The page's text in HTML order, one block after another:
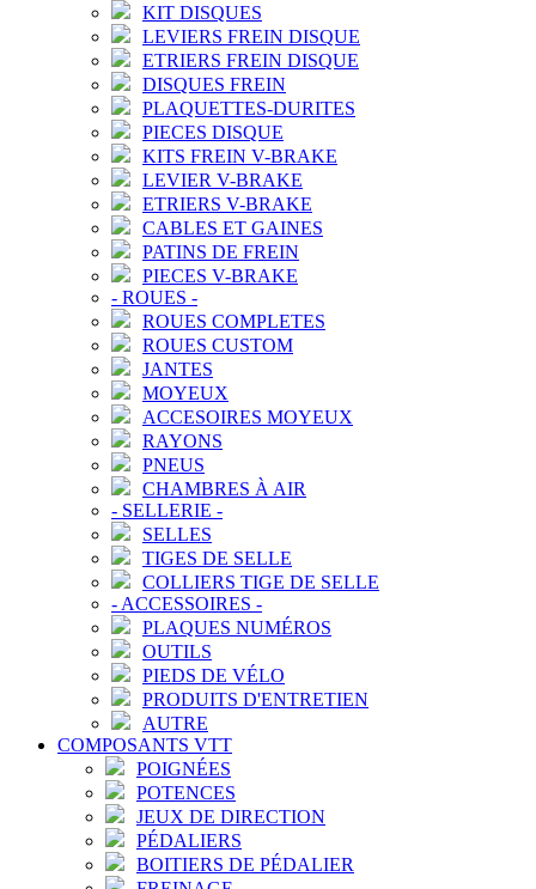
KIT DISQUES
LEVIERS FREIN DISQUE
ETRIERS FREIN DISQUE
DISQUES FREIN
PLAQUETTES-DURITES
PIECES DISQUE
KITS FREIN V-BRAKE
LEVIER V-BRAKE
ETRIERS V-BRAKE
CABLES ET GAINES
PATINS DE FREIN
PIECES V-BRAKE
- ROUES -
ROUES COMPLETES
ROUES CUSTOM
JANTES
MOYEUX
ACCESOIRES MOYEUX
RAYONS
PNEUS
CHAMBRES À AIR
- SELLERIE -
SELLES
TIGES DE SELLE
COLLIERS TIGE DE SELLE
- ACCESSOIRES -
PLAQUES NUMÉROS
OUTILS
PIEDS DE VÉLO
PRODUITS D'ENTRETIEN
AUTRE
COMPOSANTS VTT
POIGNÉES
POTENCES
JEUX DE DIRECTION
PÉDALIERS
BOITIERS DE PÉDALIER